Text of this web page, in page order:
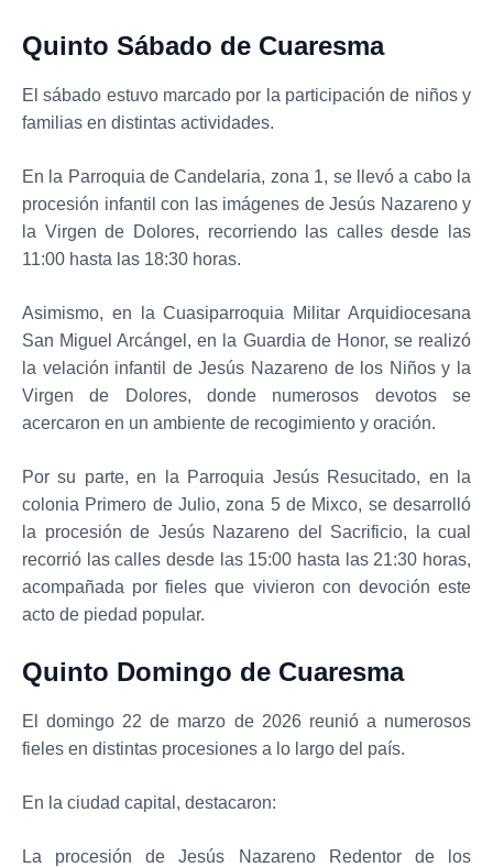
Quinto Sábado de Cuaresma
El sábado estuvo marcado por la participación de niños y
familias en distintas actividades.
En la Parroquia de Candelaria, zona 1, se llevó a cabo la
procesión infantil con las imágenes de Jesús Nazareno y
la Virgen de Dolores, recorriendo las calles desde las
11:00 hasta las 18:30 horas.
Asimismo, en la Cuasiparroquia Militar Arquidiocesana
San Miguel Arcángel, en la Guardia de Honor, se realizó
la velación infantil de Jesús Nazareno de los Niños y la
Virgen de Dolores, donde numerosos devotos se
acercaron en un ambiente de recogimiento y oración.
Por su parte, en la Parroquia Jesús Resucitado, en la
colonia Primero de Julio, zona 5 de Mixco, se desarrolló
la procesión de Jesús Nazareno del Sacrificio, la cual
recorrió las calles desde las 15:00 hasta las 21:30 horas,
acompañada por fieles que vivieron con devoción este
acto de piedad popular.
Quinto Domingo de Cuaresma
El domingo 22 de marzo de 2026 reunió a numerosos
fieles en distintas procesiones a lo largo del país.
En la ciudad capital, destacaron:
La procesión de Jesús Nazareno Redentor de los